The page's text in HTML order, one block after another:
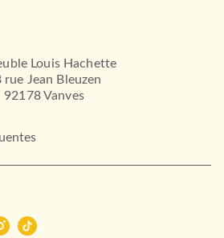
Louis Hachette
rue Jean Bleuzen
92178 Vanves